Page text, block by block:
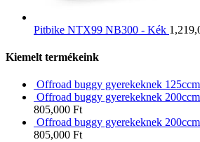
Pitbike NTX99 NB300 - Kék
Kiemelt termékeink
Offroad buggy gyerekeknek
Offroad buggy gyerekeknek
805,000 Ft
Offroad buggy gyerekeknek
805,000 Ft